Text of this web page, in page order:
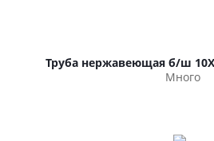
Труба нержавеющая б/ш
Много